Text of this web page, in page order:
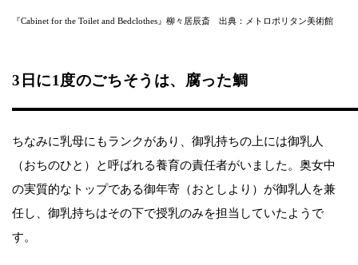
『Cabinet for the Toilet and Bedclothes』柳々居辰斎 出典：メトロポリタン美術館
3日に1度のごちそうは、腐った鯛
ちなみに乳母にもランクがあり、御乳持ちの上には御乳人
（おちのひと）と呼ばれる養育の責任者がいました。奥女中
の実質的なトップである御年寄（おとしより）が御乳人を兼
任し、御乳持ちはその下で授乳のみを担当していたようで
す。